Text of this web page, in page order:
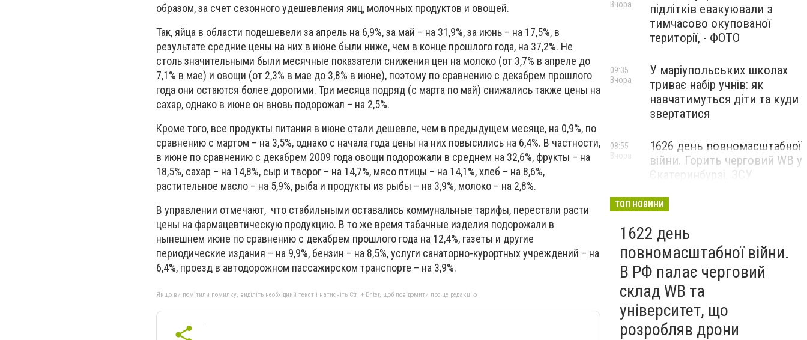
образом, за счет сезонного удешевления яиц, молочных продуктов и овощей.
Так, яйца в области подешевели за апрель на 6,9%, за май – на 31,9%, за июнь – на 17,5%, в
результате средние цены на них в июне были ниже, чем в конце прошлого года, на 37,2%. Не
столь значительными были месячные показатели снижения цен на молоко (от 3,7% в апреле до
7,1% в мае) и овощи (от 2,3% в мае до 3,8% в июне), поэтому по сравнению с декабрем прошлого
года они остаются более дорогими. Три месяца подряд (с марта по май) снижались также цены на
сахар, однако в июне он вновь подорожал – на 2,5%.
Кроме того, все продукты питания в июне стали дешевле, чем в предыдущем месяце, на 0,9%, по
сравнению с мартом – на 3,5%, однако с начала года цены на них повысились на 6,4%. В частности,
в июне по сравнению с декабрем 2009 года овощи подорожали в среднем на 32,6%, фрукты – на
18,5%, сахар – на 14,8%, сыр и творог – на 14,7%, мясо птицы – на 14,1%, хлеб – на 8,6%,
растительное масло – на 5,9%, рыба и продукты из рыбы – на 3,9%, молоко – на 2,8%.
В управлении отмечают, что стабильными оставались коммунальные тарифы, перестали расти
цены на фармацевтическую продукцию. В то же время табачные изделия подорожали в
нынешнем июне по сравнению с декабрем прошлого года на 12,4%, газеты и другие
периодические издания – на 9,9%, бензин – на 8,5%, услуги санаторно-курортных учреждений – на
6,4%, проезд в автодорожном пассажирском транспорте – на 3,9%.
Якщо ви помітили помилку, виділіть необхідний текст і натисніть Ctrl + Enter, щоб повідомити про це редакцію
підлітків евакуювали з
тимчасово окупованої
території, - ФОТО
Вчора
У маріупольських школах
триває набір учнів: як
навчатимуться діти та куди
звертатися
09:35
Вчора
1626 день повномасштабної
війни. Горить черговий WB у
Єкатеринбурзі. ЗСУ
Маріуполі
08:55
Вчора
ТОП НОВИНИ
1622 день
повномасштабної війни.
В РФ палає черговий
склад WB та
університет, що
розробляв дрони